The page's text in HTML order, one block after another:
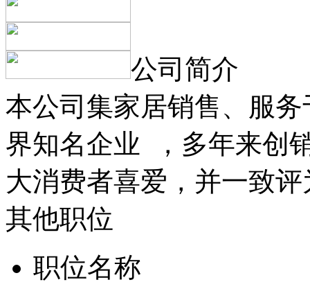
公司简介
本公司集家居销售、服
界知名企业 ，多年来创
大消费者喜爱，并一致
其他职位
职位名称